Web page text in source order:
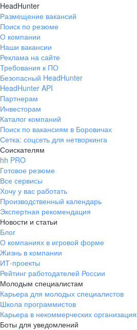
HeadHunter
Размещение вакансий
Поиск по резюме
О компании
Наши вакансии
Реклама на сайте
Требования к ПО
Безопасный HeadHunter
HeadHunter API
Партнерам
Инвесторам
Каталог компаний
Поиск по вакансиям в Боровичах
Сетка: соцсеть для нетворкинга
Соискателям
hh PRO
Готовое резюме
Все сервисы
Хочу у вас работать
Производственный календарь
Экспертная рекомендация
Новости и статьи
Блог
О компаниях в игровой форме
Жизнь в компании
ИТ-проекты
Рейтинг работодателей России
Молодым специалистам
Карьера для молодых специалистов
Школа программистов
Карьера в некоммерческих
Боты для уведомлений